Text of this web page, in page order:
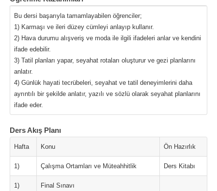
Bu dersi başarıyla tamamlayabilen öğrenciler;
1) Karmaşı ve ileri düzey cümleyi anlayıp kullanır.
2) Hava durumu alışveriş ve moda ile ilgili ifadeleri anlar ve kendini
ifade edebilir.
3) Tatil planları yapar, seyahat rotaları oluşturur ve gezi planlarını
anlatır.
4) Günlük hayati tecrübeleri, seyahat ve tatil deneyimlerini daha
ayrıntılı bir şekilde anlatır, yazılı ve sözlü olarak seyahat planlarını
ifade eder.
Ders Akış Planı
Hafta Konu Ön Hazırlık
1) Çalışma Ortamları ve Müteahhitlik Ders Kitabı
1) Final Sınavı